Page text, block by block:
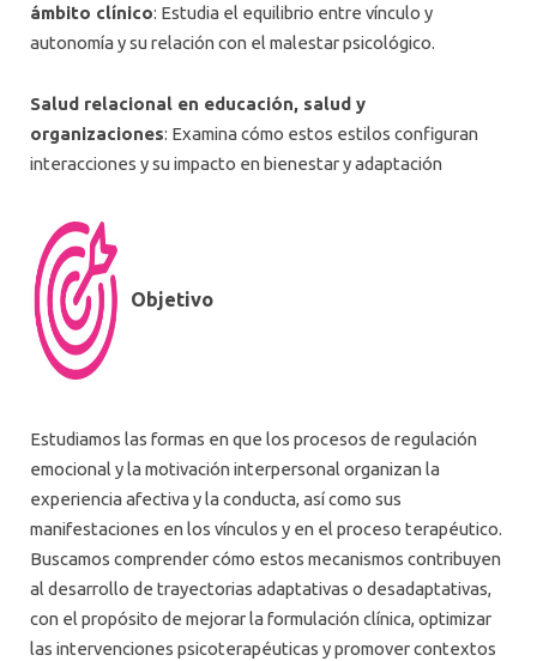
ámbito clínico: Estudia el equilibrio entre vínculo y
autonomía y su relación con el malestar psicológico.
Salud relacional en educación, salud y
organizaciones: Examina cómo estos estilos configuran
interacciones y su impacto en bienestar y adaptación
Objetivo
Estudiamos las formas en que los procesos de regulación
emocional y la motivación interpersonal organizan la
experiencia afectiva y la conducta, así como sus
manifestaciones en los vínculos y en el proceso terapéutico.
Buscamos comprender cómo estos mecanismos contribuyen
al desarrollo de trayectorias adaptativas o desadaptativas,
con el propósito de mejorar la formulación clínica, optimizar
las intervenciones psicoterapéuticas y promover contextos